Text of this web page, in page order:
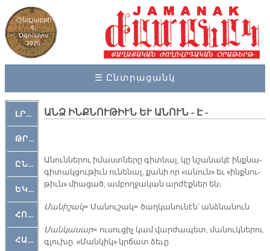
Հինգշաբթի
6,
Օգոստոս
2026
☰ Ընտրացանկ
ԼՐԱՀՈՍ
ԹՐՔԱՀԱՅ ԿԵԱՆՔ
ԸՆԿԵՐԱՄՇԱԿՈՒԹԱՅԻՆ
ԵԿԵՂԵՑԱԿԱՆ
ՀՈԳԵՄՏԱՒՈՐ
ՀԱՐԹԱԿ
ԱՆՁ ԻՆՔՆՈՒԹԻՒՆ ԵՒ ԱՆՈՒՆ - Է -
Ա­նուն­նե­րու ի­մաստ­նե­րը գիտ­նալ, կը նշա­նա­կէ ինք­նա­
գի­տակ­ցու­թիւն ու­նե­նալ, քա­նի որ «ա­նուն» եւ «ինք­նու­
թիւն» միա­ցած, ամ­բող­ջա­կան ար­ժէք­ներ են։
Մա­նի­շակ= Մա­նու­շակ= ծաղ­կա­նու­նէն՝ անձ­նա­նուն
Ման­կա­սար= ու­սու­ցիչ կամ վար­ժա­պետ, մա­նուկ­նե­րու
գլու­խը. «Ման­կիկ» կրճատ ձե­ւը